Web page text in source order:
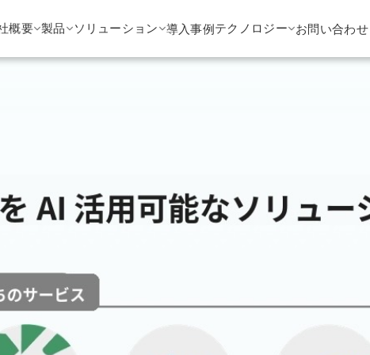
概要 製品 ソリューション 導入事例テクノロジー お問い合わせ